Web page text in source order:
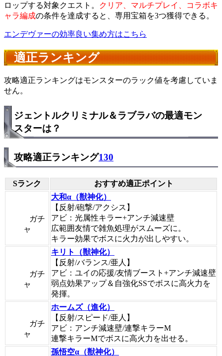
ロップする対象クエスト。
クリア、マルチプレイ、コラボキ
ャラ編成の条件を達成すると、専用宝箱を3つ獲得できる。
エンデヴァーの効率良い集め方はこちら
適正ランキング
攻略適正ランキングはモンスターのラック値を考慮していま
せん。
ジェントルクリミナル＆ラブラバの最適モン
スターは？
攻略適正ランキング130
Sランク おすすめ適正ポイント
ガチ
ャ
大和α（獣神化）
【反射/砲撃/アクシス】
アビ：光属性キラー+アンチ減速壁
広範囲友情で雑魚処理がスムーズに。
キラー効果でボスに火力が出しやすい。
ガチ
ャ
キリト（獣神化）
【反射/バランス/亜人】
アビ：ユイの応援/友情ブースト+アンチ減速壁
弱点効果アップ＆自強化SSでボスに高火力を
発揮。
ガチ
ャ
ホームズ（進化）
【反射/スピード/亜人】
アビ：アンチ減速壁/連撃キラーM
連撃キラーMでボスに高火力を出せる。
孫悟空α（獣神化）